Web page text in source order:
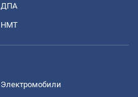
ДПА
НМТ
Электромобили